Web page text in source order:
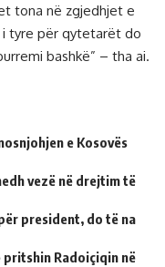
tona në zgjedhjet e
i tyre për qytetarët do
bashkë” – tha ai.
e Kosovës
vezë në drejtim të
president, do të na
pritshin Radoiçiqin në